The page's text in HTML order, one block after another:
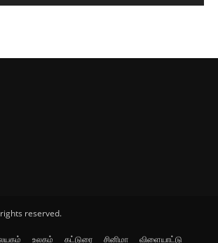
reserved.
உலகம் கட்டுரை சினிமா விளையாட்டு